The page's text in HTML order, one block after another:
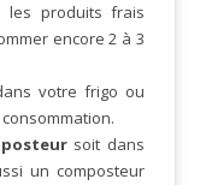
les produits frais
encore 2 à 3
votre frigo ou
soit dans
un composteur